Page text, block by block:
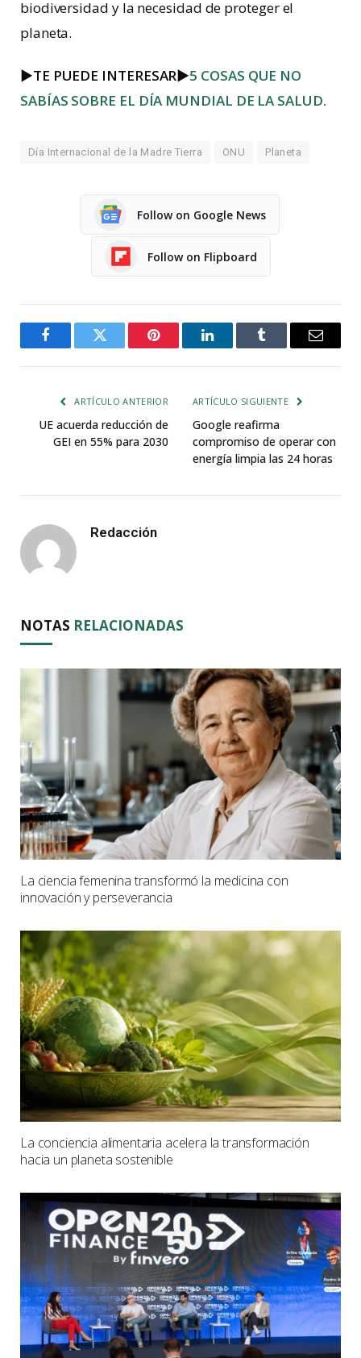
biodiversidad y la necesidad de proteger el
planeta.
►TE PUEDE INTERESAR►5 COSAS QUE NO
SABÍAS SOBRE EL DÍA MUNDIAL DE LA SALUD.
Día Internacional de la Madre Tierra ONU Planeta
Follow on Google News
Follow on Flipboard
FacebookTwitter Pinterest LinkedInTumblr Email
ARTÍCULO ANTERIOR
UE acuerda reducción de
GEI en 55% para 2030
ARTÍCULO SIGUIENTE
Google reafirma
compromiso de operar con
energía limpia las 24 horas
Redacción
NOTAS RELACIONADAS
La ciencia femenina transformó la medicina con
innovación y perseverancia
La conciencia alimentaria acelera la transformación
hacia un planeta sostenible